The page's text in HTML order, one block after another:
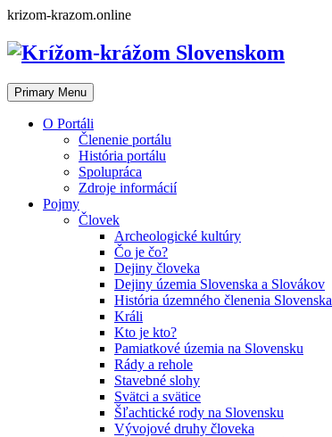
Skip
content
krizom-krazom.online
Primary Menu
O Portáli
Členenie portálu
História portálu
Spolupráca
Zdroje informácií
Pojmy
Človek
Archeologické kultúry
Čo je čo?
Dejiny človeka
Dejiny územia Slovenska a Slovákov
História územného členenia Slovenska
Králi
Kto je kto?
Pamiatkové územia na Slovensku
Rády a rehole
Stavebné slohy
Svätci a svätice
Šľachtické rody na Slovensku
Vývojové druhy človeka